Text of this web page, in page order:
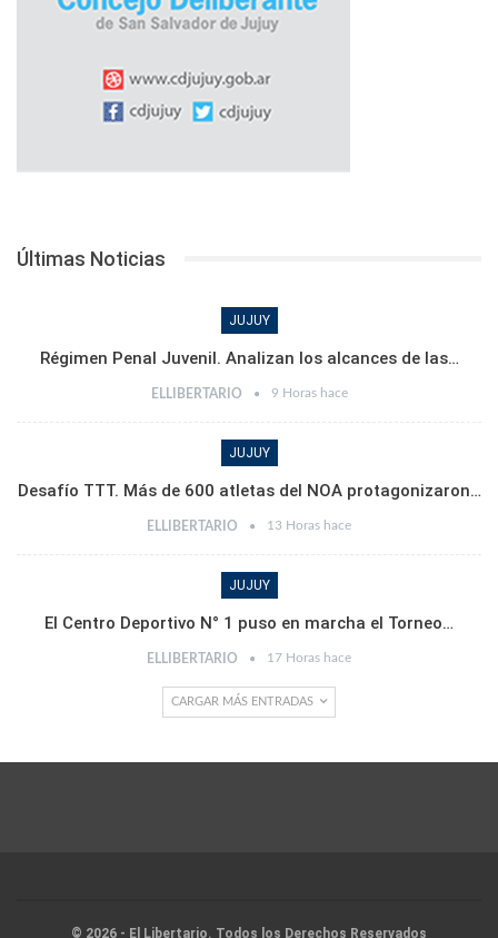
Últimas Noticias
JUJUY
Régimen Penal Juvenil. Analizan los alcances de las…
ELLIBERTARIO 9 Horas hace
JUJUY
Desafío TTT. Más de 600 atletas del NOA protagonizaron…
ELLIBERTARIO 13 Horas hace
JUJUY
El Centro Deportivo N° 1 puso en marcha el Torneo…
ELLIBERTARIO 17 Horas hace
CARGAR MÁS ENTRADAS
© 2026 - El Libertario. Todos los Derechos Reservados